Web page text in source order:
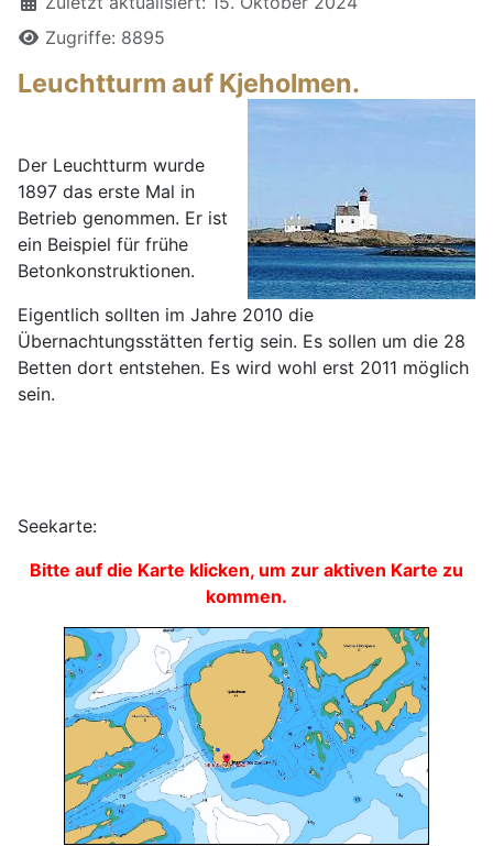
Zugriffe: 8895
Leuchtturm auf Kjeholmen.
Der Leuchtturm wurde
1897 das erste Mal in
Betrieb genommen. Er ist
ein Beispiel für frühe
Betonkonstruktionen.
Eigentlich sollten im Jahre 2010 die
Übernachtungsstätten fertig sein. Es sollen um die 28
Betten dort entstehen. Es wird wohl erst 2011 möglich
sein.
Seekarte:
Bitte auf die Karte klicken, um zur aktiven Karte zu
kommen.